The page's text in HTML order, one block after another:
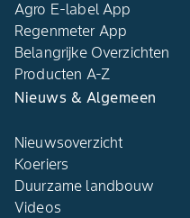
Agro E-label App
Regenmeter App
Belangrijke Overzichten
Producten A-Z
Nieuws & Algemeen
Nieuwsoverzicht
Koeriers
Duurzame landbouw
Videos